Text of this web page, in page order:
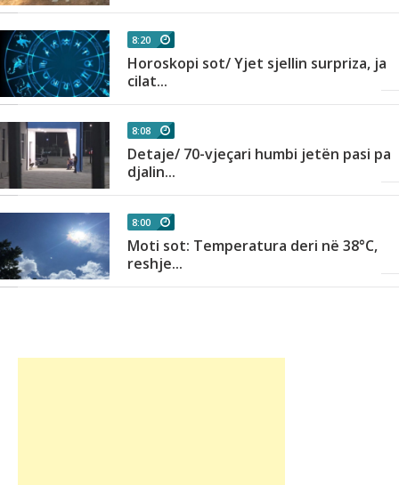
8:20
Horoskopi sot/ Yjet sjellin surpriza, ja
cilat...
8:08
Detaje/ 70-vjeçari humbi jetën pasi pa
djalin...
8:00
Moti sot: Temperatura deri në 38°C,
reshje...